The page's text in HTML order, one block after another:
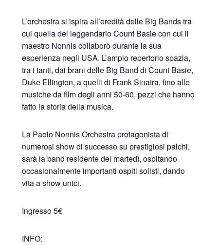
L’orchestra si ispira all’eredità delle Big Bands tra
cui quella del leggendario Count Basie con cui il
maestro Nonnis collaborò durante la sua
esperienza negli USA. L’ampio repertorio spazia,
tra i tanti, dai brani delle Big Band di Count Basie,
Duke Ellington, a quelli di Frank Sinatra, fino alle
musiche da film degli anni 50-60, pezzi che hanno
fatto la storia della musica.
La Paolo Nonnis Orchestra protagonista di
numerosi show di successo su prestigiosi palchi,
sarà la band residente del martedì, ospitando
occasionalmente importanti ospiti solisti, dando
vita a show unici.
Ingresso 5€
INFO: